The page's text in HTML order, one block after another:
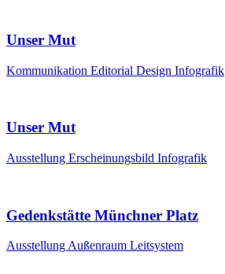
Unser Mut
Kommunikation Editorial Design Infografik
Unser Mut
Ausstellung Erscheinungsbild Infografik
Gedenkstätte Münchner Platz
AusstellungAußenraum Leitsystem